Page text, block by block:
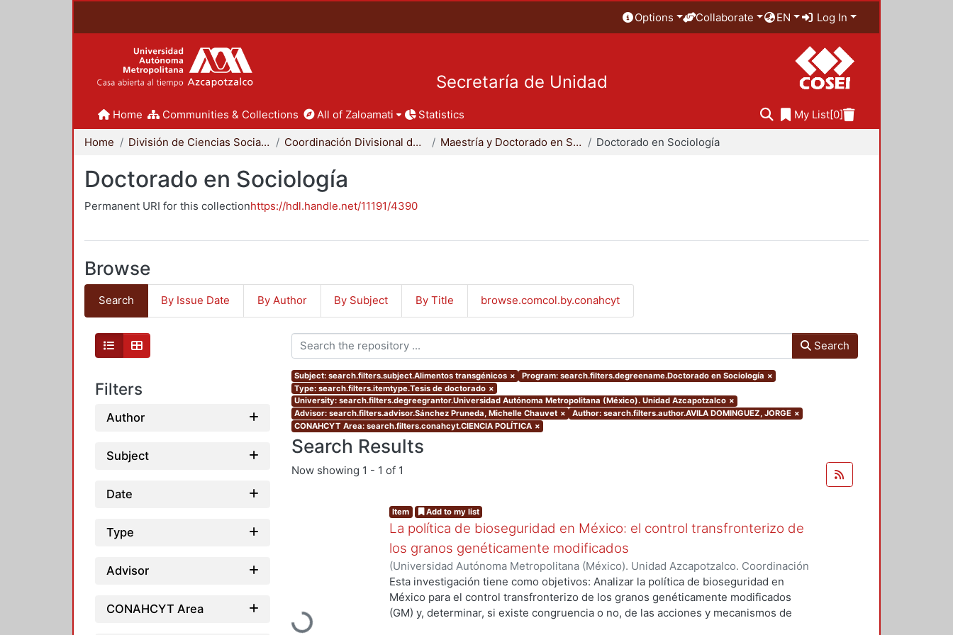
Options Collaborate EN Log In
Secretaría de Unidad
Home Communities & Collections All of Zaloamati Statistics My List[0]
Home División de Ciencias Sociales y Humanidades Coordinación Divisional de Posgrado Maestría y Doctorado en Sociología Doctorado en Sociología
Doctorado en Sociología
Permanent URI for this collectionhttps://hdl.handle.net/11191/4390
Browse
Search By Issue Date By Author By Subject By Title browse.comcol.by.conahcyt
Filters
Author
Subject
Date
Type
Advisor
CONAHCYT Area
Search
Subject: search.filters.subject.Alimentos transgénicos × Program: search.filters.degreename.Doctorado en Sociología ×
Type: search.filters.itemtype.Tesis de doctorado ×
University: search.filters.degreegrantor.Universidad Autónoma Metropolitana (México). Unidad Azcapotzalco ×
Advisor: search.filters.advisor.Sánchez Pruneda, Michelle Chauvet × Author: search.filters.author.AVILA DOMINGUEZ, JORGE ×
CONAHCYT Area: search.filters.conahcyt.CIENCIA POLÍTICA ×
Search Results
Now showing 1 - 1 of 1
Loading...
Item Add to my list
La política de bioseguridad en México: el control transfronterizo de
los granos genéticamente modificados
(Universidad Autónoma Metropolitana (México). Unidad Azcapotzalco. Coordinación
de Servicios de Información.,2013-10-30)AVILA DOMINGUEZ, JORGE
Esta investigación tiene como objetivos: Analizar la política de bioseguridad en
México para el control transfronterizo de los granos genéticamente modificados
(GM) y, determinar, si existe congruencia o no, de las acciones y mecanismos de